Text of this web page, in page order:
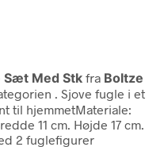
Sæt Med Stk fra Boltze
. Sjove fugle i et
til hjemmetMateriale:
11 cm. Højde 17 cm.
2 fuglefigurer